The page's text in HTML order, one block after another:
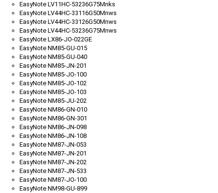
EasyNote LV11HC-53236G75Mnks
EasyNote LV44HC-33116G50Mnws
EasyNote LV44HC-33126G50Mnws
EasyNote LV44HC-53236G75Mnws
EasyNote LX86-JO-022GE
EasyNote NM85-GU-015
EasyNote NM85-GU-040
EasyNote NM85-JN-201
EasyNote NM85-JO-100
EasyNote NM85-JO-102
EasyNote NM85-JO-103
EasyNote NM85-JU-202
EasyNote NM86-GN-010
EasyNote NM86-GN-301
EasyNote NM86-JN-098
EasyNote NM86-JN-108
EasyNote NM87-JN-053
EasyNote NM87-JN-201
EasyNote NM87-JN-202
EasyNote NM87-JN-533
EasyNote NM87-JO-100
EasyNote NM98-GU-899